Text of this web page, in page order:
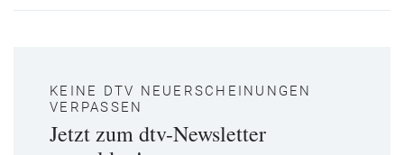
KEINE DTV NEUERSCHEINUNGEN
VERPASSEN
Jetzt zum dtv-Newsletter